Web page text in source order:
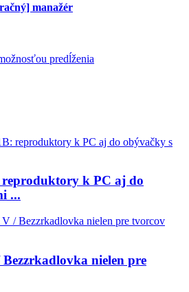
manažér
predĺženia
k PC aj do
...
nielen pre